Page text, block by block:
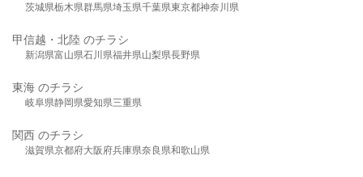
茨城県栃木県群馬県埼玉県千葉県東京都神奈川県
甲信越・北陸 のチラシ
新潟県富山県石川県福井県山梨県長野県
東海 のチラシ
岐阜県静岡県愛知県三重県
関西 のチラシ
滋賀県京都府大阪府兵庫県奈良県和歌山県